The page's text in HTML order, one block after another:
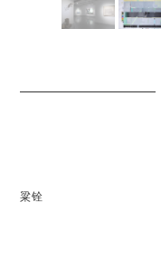
粱铨